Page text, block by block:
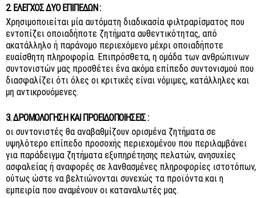
2. ΈΛΕΓΧΟΣ ΔΎΟ ΕΠΙΠΈΔΩΝ :
Χρησιμοποιείται μία αυτόματη διαδικασία φιλτραρίσματος που
εντοπίζει οποιαδήποτε ζητήματα αυθεντικότητας, από
ακατάλληλο ή παράνομο περιεχόμενο μέχρι οποιαδήποτε
ευαίσθητη πληροφορία. Επιπρόσθετα, η ομάδα των ανθρώπινων
συντονιστών μας προσθέτει ένα ακόμα επίπεδο συντονισμού που
διασφαλίζει ότι όλες οι κριτικές είναι νόμιμες, κατάλληλες και
μη αντικρουόμενες.
3. ΔΡΟΜΟΛΌΓΗΣΗ ΚΑΙ ΠΡΟΕΙΔΟΠΟΙΉΣΕΙΣ :
οι συντονιστές θα αναβαθμίζουν ορισμένα ζητήματα σε
υψηλότερο επίπεδο προσοχής περιεχομένου που περιλαμβάνει
για παράδειγμα ζητήματα εξυπηρέτησης πελατών, ανησυχίες
ασφαλείας ή αναφορές σε λανθασμένες πληροφορίες ιστοτόπων,
ούτως ώστε να βελτιώνονται συνεχώς τα προϊόντα και η
εμπειρία που αναμένουν οι καταναλωτές μας.